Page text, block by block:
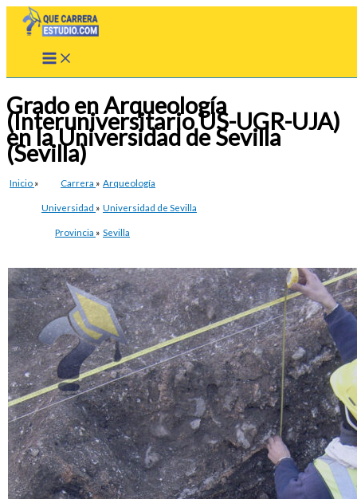
Grado en Arqueología
(Interuniversitario US-UGR-UJA)
en la Universidad de Sevilla
(Sevilla)
Inicio » Carrera » Arqueología
Universidad » Universidad de Sevilla
Provincia » Sevilla